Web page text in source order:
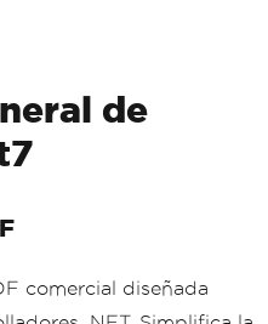
de
comercial diseñada